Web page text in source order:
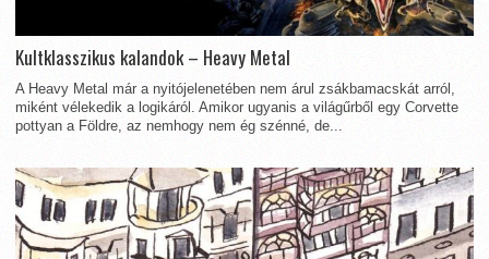
Kultklasszikus kalandok – Heavy Metal
A Heavy Metal már a nyitójelenetében nem árul zsákbamacskát arról,
miként vélekedik a logikáról. Amikor ugyanis a világűrből egy Corvette
pottyan a Földre, az nemhogy nem ég szénné, de...